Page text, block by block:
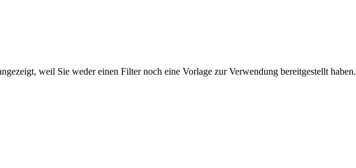
weil Sie weder einen Filter noch eine Vorlage zur Verwendung bereitgestellt haben.